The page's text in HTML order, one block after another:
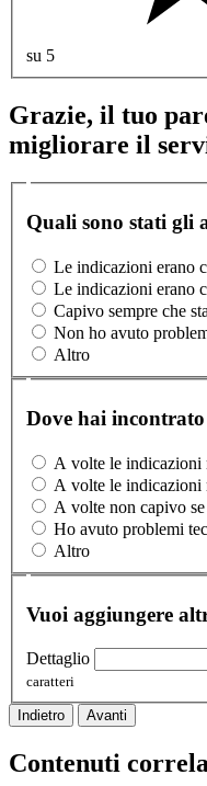
su 5
Grazie, il tuo
migliorare il
Quali sono stati gli
Le indicazioni erano
Le indicazioni erano
Capivo sempre che
Non ho avuto
Altro
Dove hai
A volte le indicazioni
A volte le indicazioni
A volte non capivo
Ho avuto problemi
Altro
Vuoi aggiungere
Dettaglio
caratteri
Indietro Avanti
Contenuti